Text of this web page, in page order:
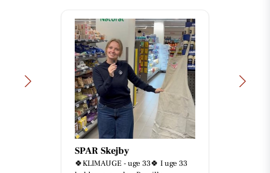
SPAR Skejby
🍀KLIMAUGE - uge 33🍀 I uge 33